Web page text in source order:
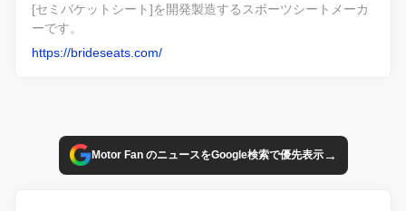
[セミバケットシート]を開発製造するスポーツシートメーカ
ーです。
https://brideseats.com/
Motor Fan のニュースをGoogle検索で優先表示→